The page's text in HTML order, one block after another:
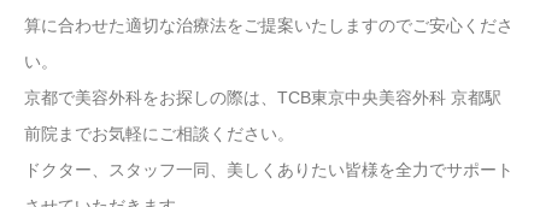
算に合わせた適切な治療法をご提案いたしますのでご安心くださ
い。
京都で美容外科をお探しの際は、TCB東京中央美容外科 京都駅
前院までお気軽にご相談ください。
ドクター、スタッフ一同、美しくありたい皆様を全力でサポート